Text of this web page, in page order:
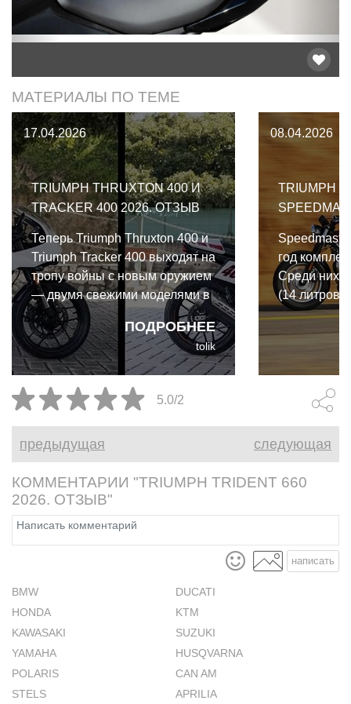
МАТЕРИАЛЫ ПО ТЕМЕ
17.04.2026
TRIUMPH THRUXTON 400 И
TRACKER 400 2026. ОТЗЫВ
ПОДРОБНЕЕ
Теперь Triumph Thruxton 400 и
Triumph Tracker 400 выходят на
тропу войны с новым оружием
— двумя свежими моделями в
линейке 400 куб.см.
tolik
08.04.2026
TRIUMPH
год
Среди них -
(14 литров),
дюймовые
алюминия и,
ABS и
5.0/2
предыдущая следующая
КОММЕНТАРИИ "TRIUMPH TRIDENT 660
2026. ОТЗЫВ"
написать
BMW
DUCATI
HONDA
KTM
KAWASAKI
SUZUKI
YAMAHA
HUSQVARNA
POLARIS
CAN AM
STELS
APRILIA